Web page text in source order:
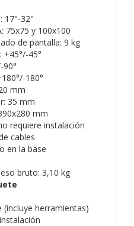
17"-32"
75x75 y 100x100
de pantalla: 9 kg
+45°/-45°
90°
180°
mm
35 mm
mm
requiere instalación
cables
en la base
bruto: 3,10 kg
herramientas)